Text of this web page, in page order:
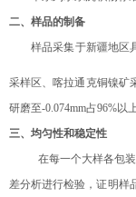
二、样品的制备
样品采集于新疆地区
采样区、喀拉通克铜镍矿
研磨至-0.074mm占96%以上
三、均匀性和稳定性
在每一个大样各包
差分析进行检验，证明样